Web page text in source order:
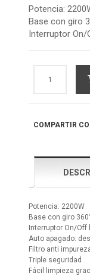
Potencia:
Base con giro
Interruptor
Futura
HA1798X
cantidad
COMPARTIR
Potencia: 2200W
Base con giro
Interruptor On/Off
Auto apagado:
Filtro anti
Triple seguridad
Fácil limpieza